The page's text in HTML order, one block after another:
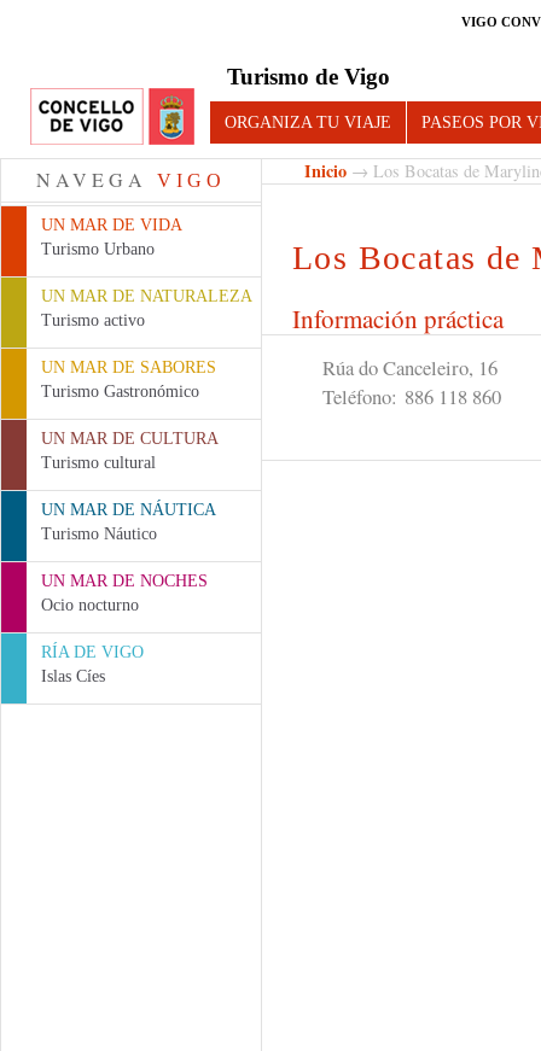
VIGO
Turismo de Vigo
ORGANIZA TU VIAJE PASEOS POR
NAVEGA VIGO
UN MAR DE VIDA
Turismo Urbano
UN MAR DE NATURALEZA
Turismo activo
UN MAR DE SABORES
Turismo Gastronómico
UN MAR DE CULTURA
Turismo cultural
UN MAR DE NÁUTICA
Turismo Náutico
UN MAR DE NOCHES
Ocio nocturno
RÍA DE VIGO
Islas Cíes
Inicio → Los Bocatas de
Los Bocatas de
Información práctica
Rúa do Canceleiro, 16
Teléfono: 886 118 860